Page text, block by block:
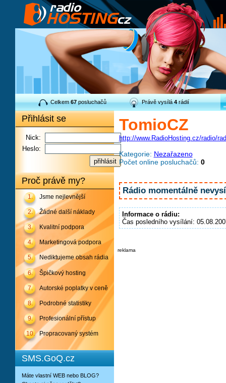
Celkem67posluchačů Právě vysílá4rádií
Přihlásit se
Nick:
Heslo:
Proč právě my?
1. Jsme nejlevnější
2. Žádné další náklady
3. Kvalitní podpora
4. Marketingová podpora
5. Nediktujeme obsah rádia
6. Špičkový hosting
7. Autorské poplatky v ceně
8. Podrobné statistiky
9. Profesionální přístup
10. Propracovaný systém
SMS.GoQ.cz
Máte vlastní WEB nebo BLOG?
TomioCZ
http://www.RadioHosting.cz/radio/
Kategorie: Nezařazeno
Počet online posluchačů: 0
Rádio momentálně
Informace o rádiu:
Čas posledního vysílání:
reklama